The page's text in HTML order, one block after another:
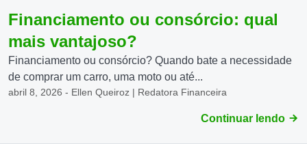
Financiamento ou consórcio: qual
mais vantajoso?
Financiamento ou consórcio? Quando bate a necessidade
de comprar um carro, uma moto ou até...
abril 8, 2026 - Ellen Queiroz | Redatora Financeira
Continuar lendo